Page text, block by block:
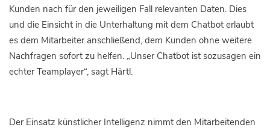
Kunden nach für den jeweiligen Fall relevanten Daten. Dies
und die Einsicht in die Unterhaltung mit dem Chatbot erlaubt
es dem Mitarbeiter anschließend, dem Kunden ohne weitere
Nachfragen sofort zu helfen. „Unser Chatbot ist sozusagen ein
echter Teamplayer“, sagt Härtl.
Der Einsatz künstlicher Intelligenz nimmt den Mitarbeitenden